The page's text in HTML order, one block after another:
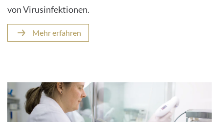
von Virusinfektionen.
Mehr erfahren